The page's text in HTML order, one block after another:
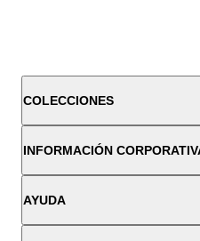
COLECCIONES
INFORMACIÓN
AYUDA